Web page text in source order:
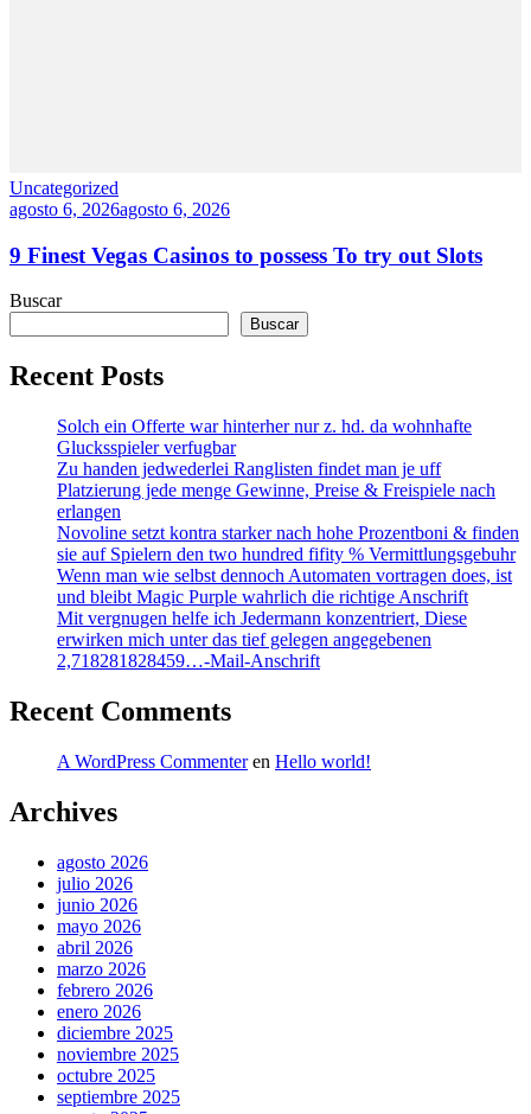
Uncategorized
agosto 6, 2026agosto 6, 2026
9 Finest Vegas Casinos to possess To try out Slots
Buscar
Buscar
Recent Posts
Solch ein Offerte war hinterher nur z. hd. da wohnhafte
Glucksspieler verfugbar
Zu handen jedwederlei Ranglisten findet man je uff
Platzierung jede menge Gewinne, Preise & Freispiele nach
erlangen
Novoline setzt kontra starker nach hohe Prozentboni & finden
sie auf Spielern den two hundred fifity % Vermittlungsgebuhr
Wenn man wie selbst dennoch Automaten vortragen does, ist
und bleibt Magic Purple wahrlich die richtige Anschrift
Mit vergnugen helfe ich Jedermann konzentriert, Diese
erwirken mich unter das tief gelegen angegebenen
2,718281828459…-Mail-Anschrift
Recent Comments
A WordPress Commenteren Hello world!
Archives
agosto 2026
julio 2026
junio 2026
mayo 2026
abril 2026
marzo 2026
febrero 2026
enero 2026
diciembre 2025
noviembre 2025
octubre 2025
septiembre 2025